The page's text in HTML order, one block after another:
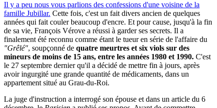
Il y a peu nous vous parlions des confessions d'une voisine de la
famille Jubillar. Cette fois, c'est un fait divers ancien de quelques
années qui fait couler beaucoup d'encre. Et pour cause, jusqu'à la fin
de sa vie, François Vérove a réussi à garder ses secrets. Il a
finalement été reconnu comme étant le tueur en série de l'affaire du
"Grêlé", soupçonné de quatre meurtres et six viols sur des
mineurs de moins de 15 ans, entre les années 1980 et 1990. C'est
le 27 septembre dernier qu'il a décidé de mettre fin à jours, après
avoir ingurgité une grande quantité de médicaments, dans un
appartement situé au Grau-du-Roi.
La juge d'instruction a interrogé son épouse et dans un article du 6